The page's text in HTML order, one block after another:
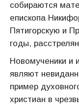
собираются
епископа
Пятигорскую и
годы,
Новомученики и
являют
пример
христиан в